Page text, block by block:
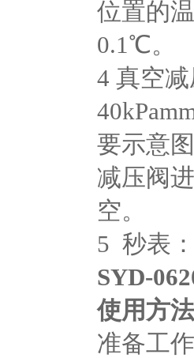
位置的
0.1℃。
4 真空
要示意
减压阀
空。
5 秒表
SYD-
使用方
准备工作